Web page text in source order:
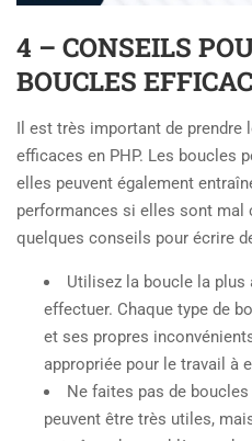
4 – CONSEILS
BOUCLES
Il est très important de prendre
efficaces en PHP. Les boucles
elles peuvent également
performances si elles sont
quelques conseils pour écrire
Utilisez la boucle la plus
effectuer. Chaque type de
et ses propres
appropriée pour le travail à
Ne faites pas de
peuvent être très utiles,